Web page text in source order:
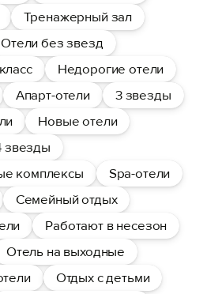
Тренажерный зал
Отели без звезд
Недорогие отели
Апарт-отели
3 звезды
Новые отели
звезды
комплексы
Spa-отели
Семейный отдых
Работают в несезон
Отель на выходные
Отдых с детьми